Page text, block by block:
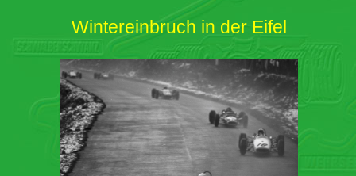
Wintereinbruch in der Eifel